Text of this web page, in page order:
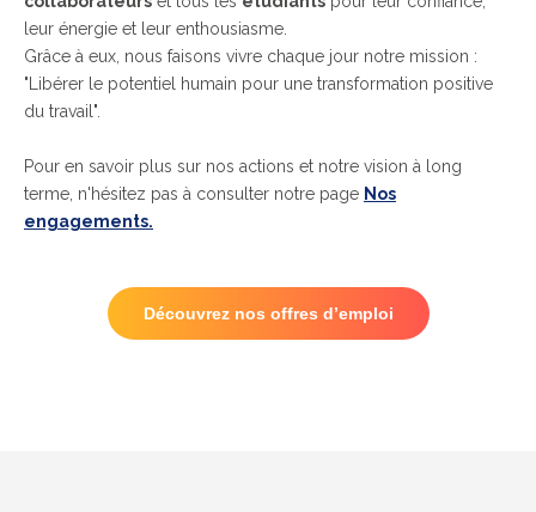
leur énergie et leur enthousiasme.
Grâce à eux, nous faisons vivre chaque jour notre mission :
"Libérer le potentiel humain pour une transformation positive
du travail".
Pour en savoir plus sur nos actions et notre vision à long
terme, n'hésitez pas à consulter notre page Nos
engagements.
Découvrez nos offres d’emploi